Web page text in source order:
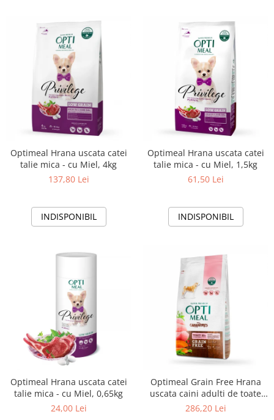
Optimeal Hrana uscata catei
talie mica - cu Miel, 4kg
137,80 Lei
INDISPONIBIL
Optimeal Hrana uscata catei
talie mica - cu Miel, 1,5kg
61,50 Lei
INDISPONIBIL
Optimeal Hrana uscata catei
talie mica - cu Miel, 0,65kg
24,00 Lei
Optimeal Grain Free Hrana
uscata caini adulti de toate
rasele - Curcan si legume,
286,20 Lei